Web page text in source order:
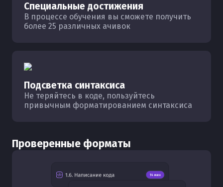
Специальные достижения
В процессе обучения вы сможете получить
более 25 различных ачивок
Подсветка синтаксиса
Не теряйтесь в коде, пользуйтесь
привычным форматированием синтаксиса
Проверенные форматы